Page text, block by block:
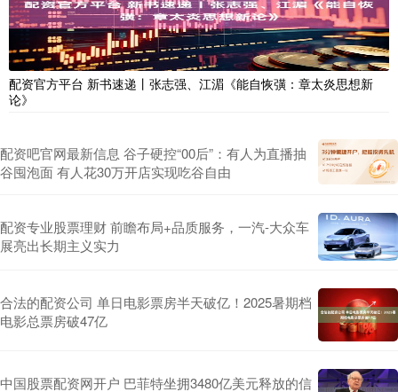
配资官方平台 新书速递丨张志强、江湄《能自恢彉：章太炎思想新
论》
配资吧官网最新信息 谷子硬控“00后”：有人为直播抽
谷囤泡面 有人花30万开店实现吃谷自由
配资专业股票理财 前瞻布局+品质服务，一汽-大众车
展亮出长期主义实力
合法的配资公司 单日电影票房半天破亿！2025暑期档
电影总票房破47亿
中国股票配资网开户 巴菲特坐拥3480亿美元释放的信